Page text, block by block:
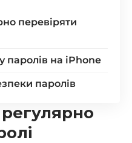
перевіряти
паролів на iPhone
паролів